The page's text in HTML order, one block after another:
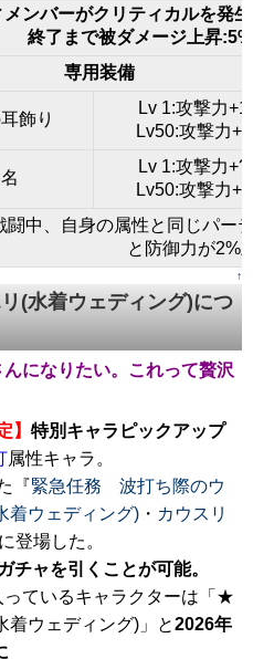
ンバーがクリティカルを発
終了まで被ダメージ上昇:5%
専用装備
飾り
Lv 1:攻撃力
Lv50:攻撃力
Lv 1:攻撃力
Lv50:攻撃力
闘中、自身の属性と同じパー
と防御力が2%
↑
(水着ウェディング)につ
になりたい。これって贅沢
】 特別キャラピックアップ
属性キャラ。
『緊急任務 波打ち際のウ
着ウェディング) ・ カウスリ
登場した。
ャを引くことが可能。
ているキャラクターは「★
着ウェディング)」と2026年